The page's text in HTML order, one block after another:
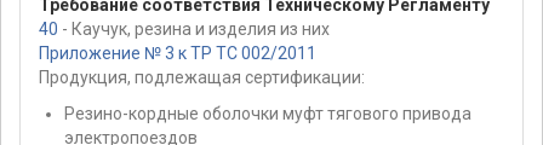
Требование соответствия Техническому Регламенту
40 - Каучук, резина и изделия из них
Приложение № 3 к ТР ТС 002/2011
Продукция, подлежащая сертификации:
Резино-кордные оболочки муфт тягового привода
электропоездов